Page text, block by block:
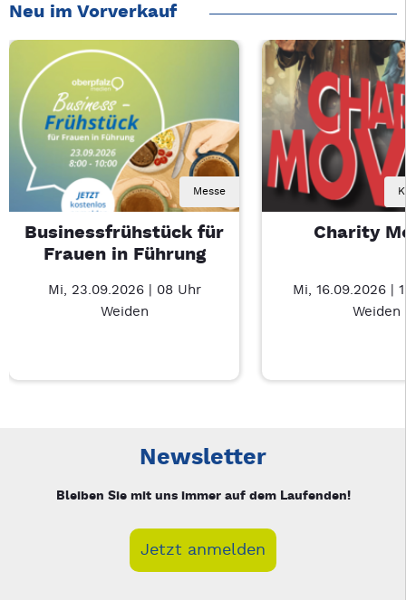
Neu im Vorverkauf
Messe
Businessfrühstück für
Frauen in Führung
Mi, 23.09.2026 | 08 Uhr
Weiden
Charity
Mi, 16.09.2026 |
Weiden
Newsletter
Bleiben Sie mit uns immer auf dem Laufenden!
Jetzt anmelden